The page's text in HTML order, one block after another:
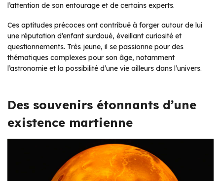
l’attention de son entourage et de certains experts.
Ces aptitudes précoces ont contribué à forger autour de lui
une réputation d’enfant surdoué, éveillant curiosité et
questionnements. Très jeune, il se passionne pour des
thématiques complexes pour son âge, notamment
l’astronomie et la possibilité d’une vie ailleurs dans l’univers.
Des souvenirs étonnants d’une
existence martienne